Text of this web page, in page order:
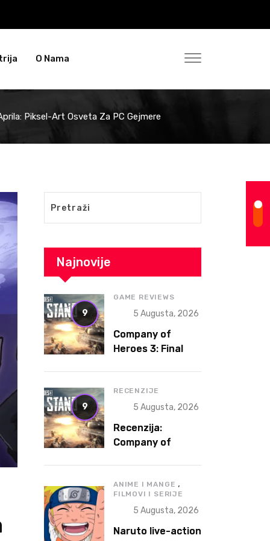
O Nama
Piksel-Art Osveta Za PC Gejmere
Najnovije
9
GAME REVIEWS
5 Augusta, 2026
Company of
Heroes 3: Final
Legendary RTS
9
RECENZIJE
5 Augusta, 2026
Recenzija:
Company of
ANIME I MANGE ,
FILMOVI I SERIJE
5 Augusta, 2026
Naruto live-action